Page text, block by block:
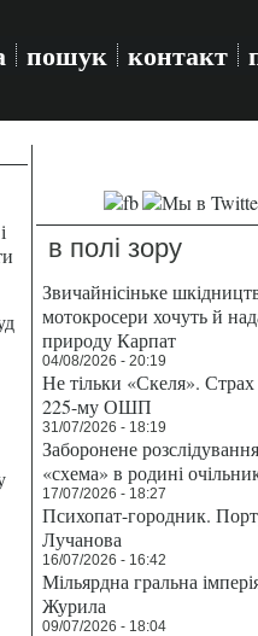
пошук контакт
в полі зору
Звичайнісіньке
мотокросери хочуть й
природу Карпат
04/08/2026 - 20:19
Не тільки «Скеля». Страх
225-му ОШП
31/07/2026 - 18:19
Заборонене
«схема» в родині
17/07/2026 - 18:27
Психопат-городник.
Лучанова
16/07/2026 - 16:42
Мільярдна гральна
Журила
09/07/2026 - 18:04